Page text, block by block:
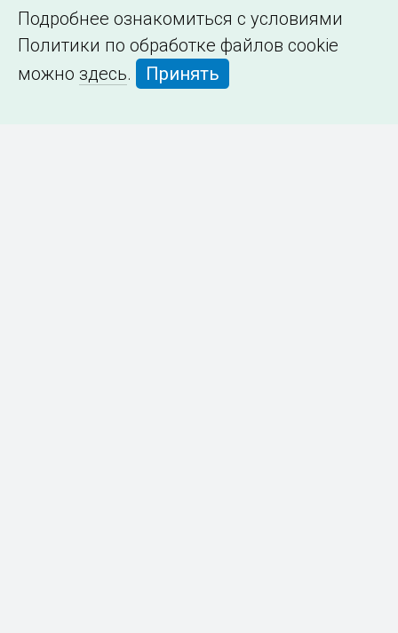
Подробнее ознакомиться с условиями
Политики по обработке файлов cookie
можно здесь. Принять